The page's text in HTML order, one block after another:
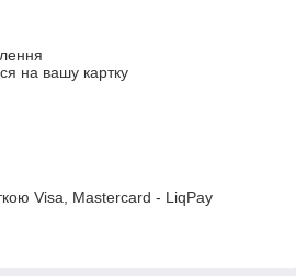
на вашу картку
Visa, Mastercard - LiqPay